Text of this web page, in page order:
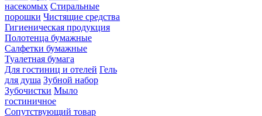
насекомых Стиральные
порошки Чистящие средства
Гигиеническая продукция
Полотенца бумажные
Салфетки бумажные
Туалетная бумага
Для гостиниц и отелей Гель
для душа Зубной набор
Зубочистки Мыло
гостиничное
Сопутствующий товар